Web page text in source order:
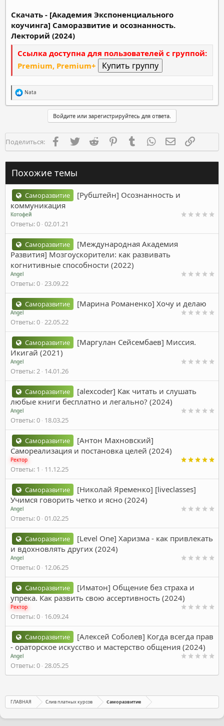
Скачать - [Академия Экспоненциального
коучинга] Саморазвитие и осознанность.
Лекторий (2024)
Ссылка доступна для пользователей с группой:
Premium, Premium+
Р
е
а
и
:
Nata
Войдите или зарегистрируйтесь для ответа.
Поделиться: FacebookTwitter Reddit PinterestTumblr WhatsAppЭлектронная
Похожие темы
Саморазвитие
[Рубштейн] Осознанность и
коммуникация
Котофей
Ответы 0 02.01.21
Саморазвитие
[Международная Академия
Развития] Мозгоускорители: как развивать
когнитивные способности (2022)
Angel
Ответы 0 23.09.22
Саморазвитие [Марина Романенко] Хочу и делаю
Angel
Ответы 0 22.05.22
Саморазвитие
[Маргулан Сейсембаев] Миссия.
Икигай (2021)
Angel
Ответы 2 14.01.26
Саморазвитие
[alexcoder] Как читать и слушать
любые книги бесплатно и легально? (2024)
Angel
Ответы 0 18.03.25
Саморазвитие
[Антон Махновский]
Самореализация и постановка целей (2024)
Ректор
Ответы 1 11.12.25
Саморазвитие
[Николай Яременко] [liveclasses]
Учимся говорить четко и ясно (2024)
Angel
Ответы 0 01.02.25
Саморазвитие
[Level One] Харизма - как привлекать
и вдохновлять других (2024)
Angel
Ответы 0 12.06.25
Саморазвитие
[Иматон] Общение без страха и
упрека. Как развить свою ассертивность (2024)
Ректор
Ответы 0 16.09.24
Саморазвитие
[Алексей Соболев] Когда всегда прав
- ораторское искусство и мастерство общения (2024)
Angel
Ответы 0 28.05.25
ГЛАВНАЯ Слив платных курсов Саморазвитие